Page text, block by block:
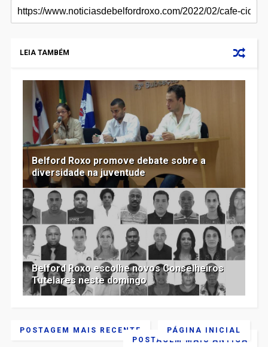
LEIA TAMBÉM
Belford Roxo promove debate sobre a
diversidade na juventude
Belford Roxo escolhe novos Conselheiros
Tutelares neste domingo
POSTAGEM MAIS RECENTE
POSTAGEM MAIS ANTIGA
PÁGINA INICIAL